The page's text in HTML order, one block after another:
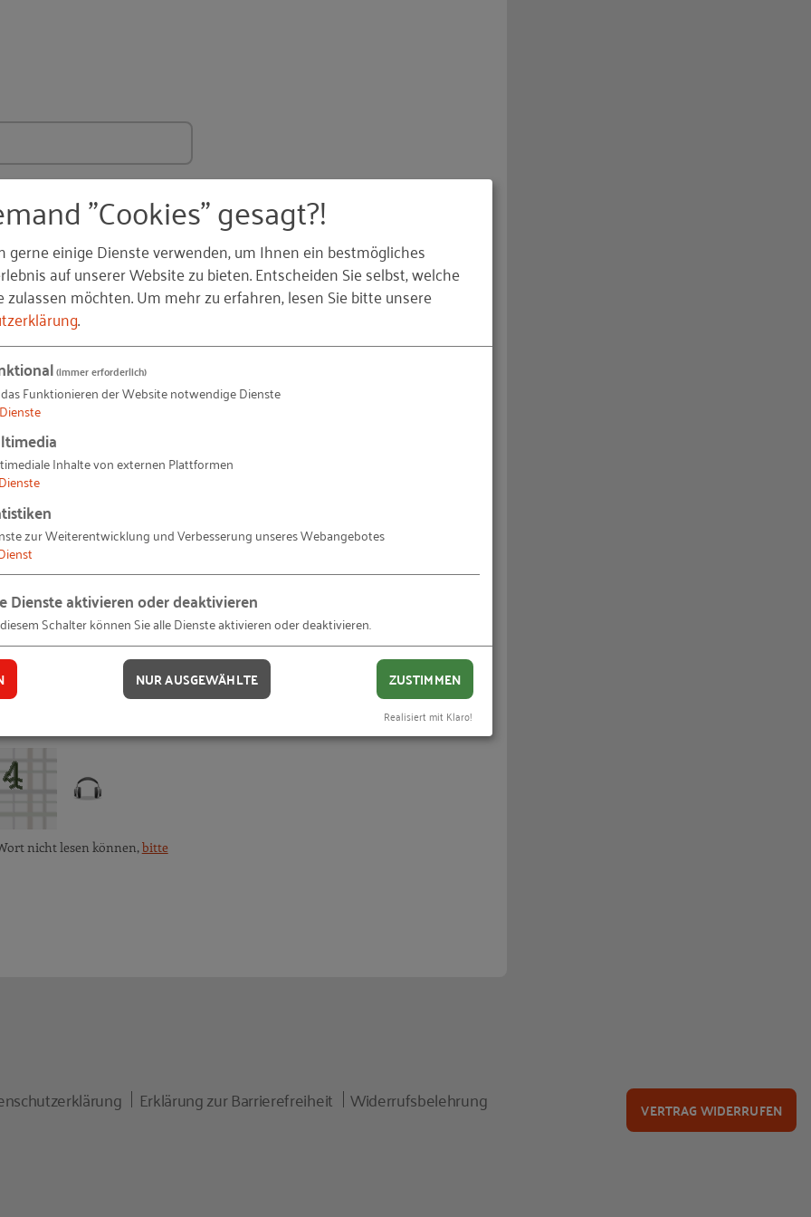
Daten zur
freiwillig und kann jederzeit
widerrufen werden.
verstanden.
nicht lesen können,bitte
Erklärung zur Barrierefreiheit Widerrufsbelehrung VERTRAG WIDERRUFEN
"Cookies" gesagt?!
gerne einige Dienste verwenden, um Ihnen ein bestmögliches
auf unserer Website zu bieten. Entscheiden Sie selbst, welche
zulassen möchten.Um mehr zu erfahren, lesen Sie bitte unsere
.
(immer erforderlich)
Funktionieren der Website notwendige Dienste
Dienste
Inhalte von externen Plattformen
Dienste
zur Weiterentwicklung und Verbesserung unseres Webangebotes
Dienste aktivieren oder deaktivieren
Schalter können Sie alle Dienste aktivieren oder deaktivieren.
NUR AUSGEWÄHLTE ZUSTIMMEN
Realisiert mit Klaro!